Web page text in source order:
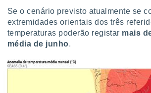
o
de
num
Se o cenário previsto atualmente se
extremidades orientais dos três
temperaturas poderão registar mais
média de junho.